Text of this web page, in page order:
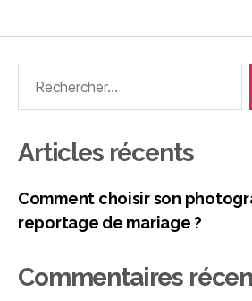
Articles récents
Comment choisir son
reportage de mariage ?
Commentaires